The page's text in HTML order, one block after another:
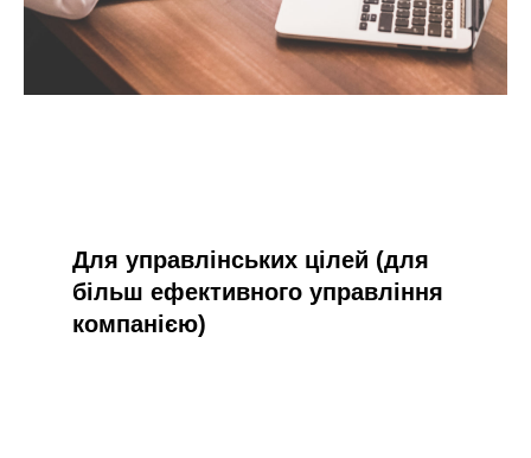
Для управлінських цілей (для
більш ефективного управління
компанією)